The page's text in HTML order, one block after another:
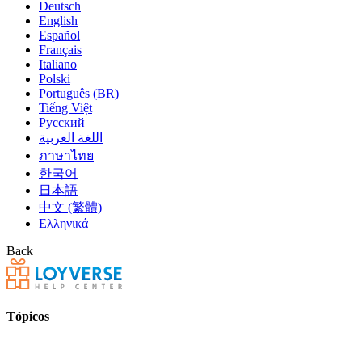
Deutsch
English
Español
Français
Italiano
Polski
Português (BR)
Tiếng Việt
Русский
اللغة العربية
ภาษาไทย
한국어
日本語
中文 (繁體)
Ελληνικά
Back
Tópicos